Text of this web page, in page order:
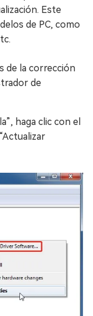
Este
de PC, como
de la corrección
de
haga clic con el